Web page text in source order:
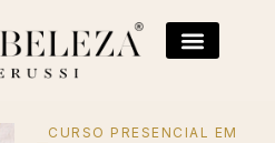
CURSO PRESENCIAL EM